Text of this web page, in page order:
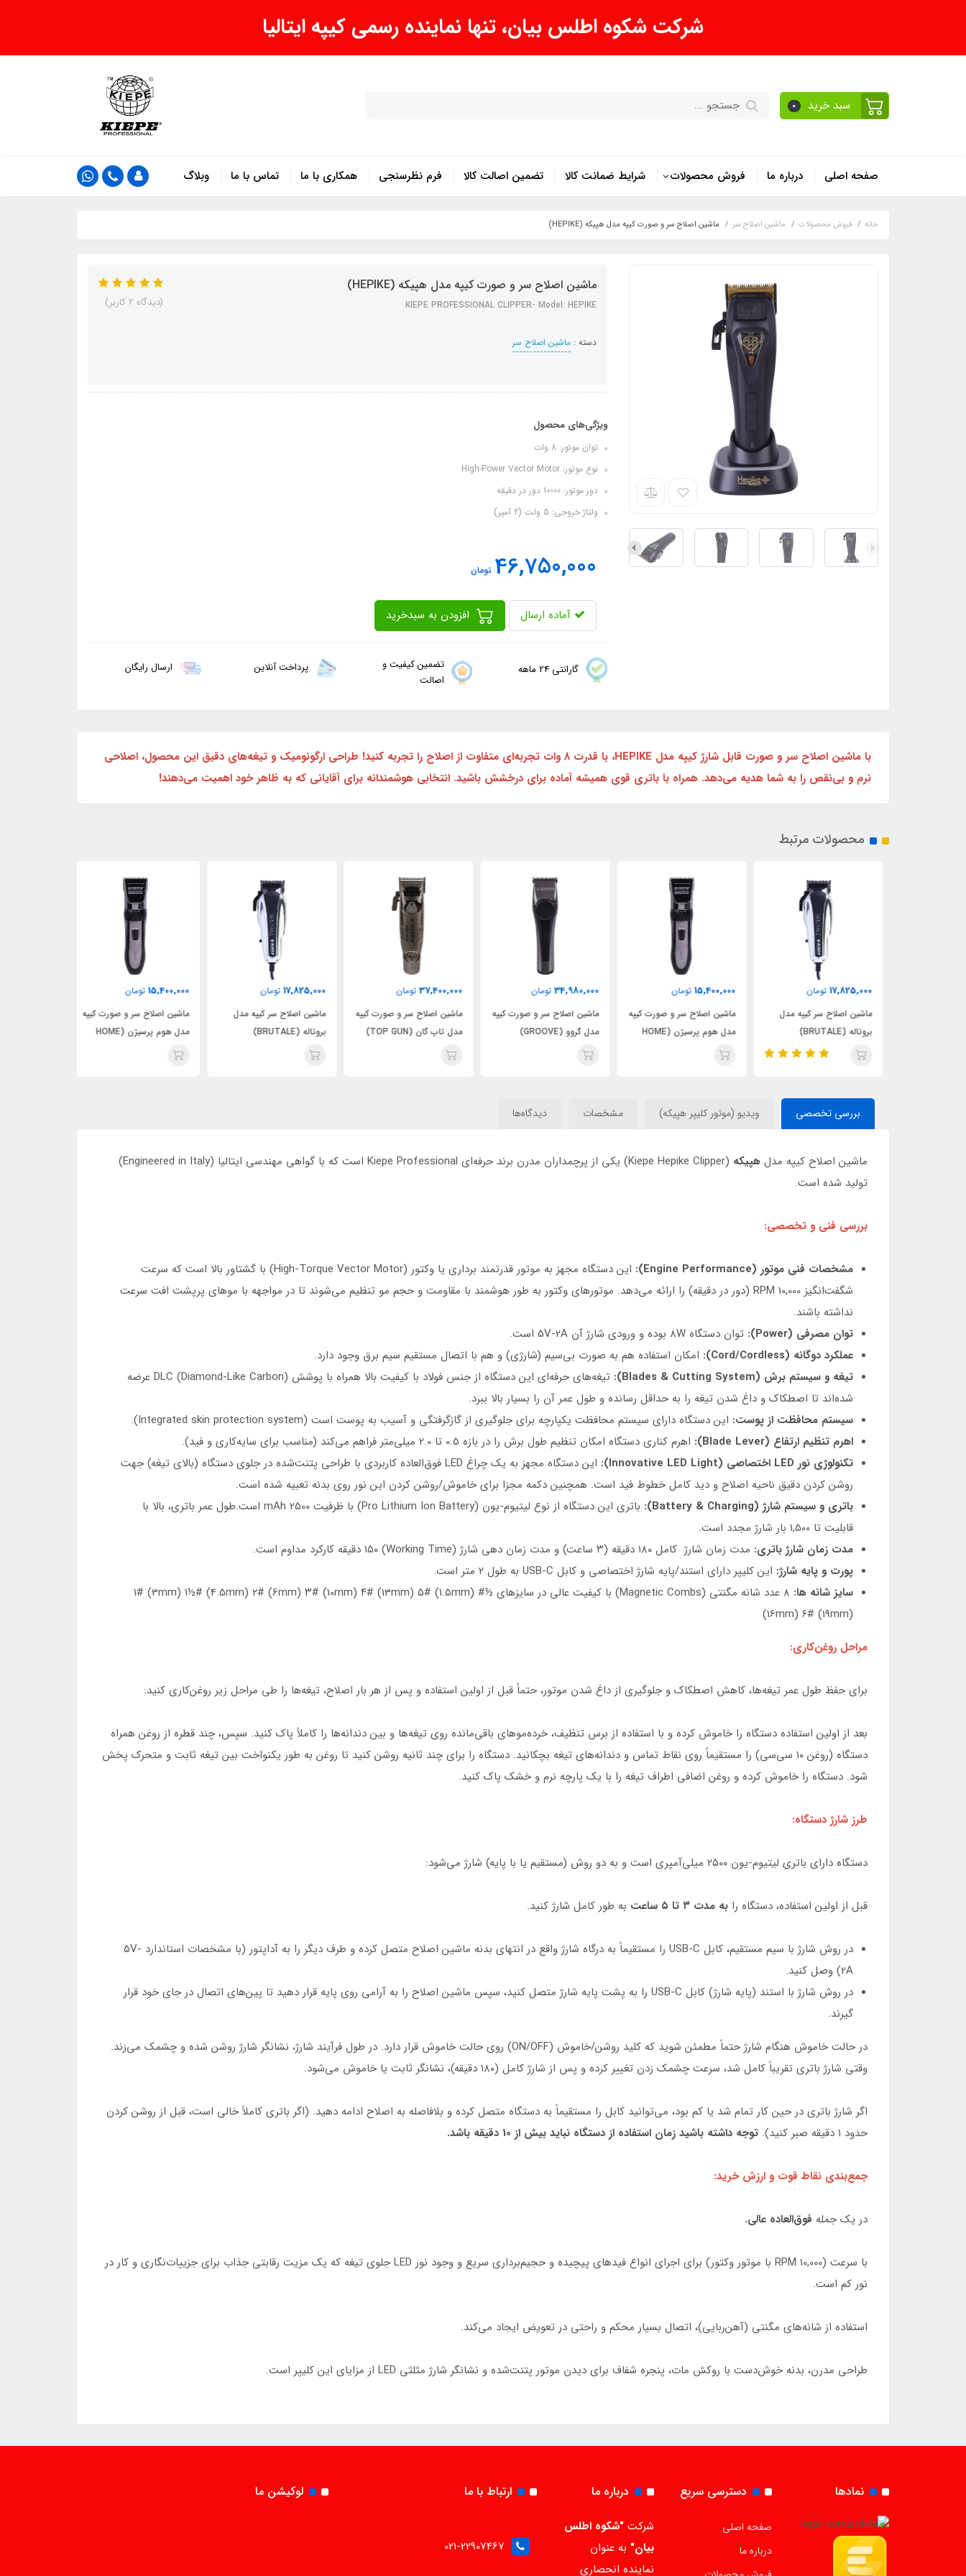
شرکت شکوه اطلس بیان، تنها نماینده رسمی کیپه ایتالیا
سبد خرید 0
صفحه اصلی درباره ما فروش محصولات شرایط ضمانت کالا تضمین اصالت کالا فرم نظرسنجی همکاری با ما تماس با ما وبلاگ
خانه فروش محصولات ماشین اصلاح سر ماشین اصلاح سر و صورت کیپه مدل هپیکه (HEPIKE)
ماشین اصلاح سر و صورت کیپه مدل هپیکه (HEPIKE)
KIEPE PROFESSIONAL CLIPPER- Model: HEPIKE
دسته : ماشین اصلاح سر
(دیدگاه 2 کاربر)
ویژگی‌های محصول
توان موتور: 8 وات
نوع موتور: High-Power Vector Motor
دور موتور: 10000 دور در دقیقه
ولتاژ خروجی: 5 ولت (2 آمپر)
46,750,000 تومان
آماده ارسال
گارانتی 24 ماهه
تضمین کیفیت و
اصالت
پرداخت آنلاین ارسال رایگان
با ماشین اصلاح سر و صورت قابل شارژ کیپه مدل HEPIKE، با قدرت 8 وات تجربه‌ای متفاوت از اصلاح را تجربه کنید! طراحی ارگونومیک و تیغه‌های دقیق این محصول، اصلاحی
نرم و بی‌نقص را به شما هدیه می‌دهد. همراه با باتری قوی همیشه آماده برای درخشش باشید. انتخابی هوشمندانه برای آقایانی که به ظاهر خود اهمیت می‌دهند!
محصولات مرتبط
17,825,000 تومان
ماشین اصلاح سر کیپه مدل
بروتاله (BRUTALE)
15,400,000 تومان
ماشین اصلاح سر و صورت کیپه
مدل هوم پرسیژن (HOME
PRECISION)
34,980,000 تومان
ماشین اصلاح سر و صورت کیپه
مدل گروو (GROOVE)
37,400,000 تومان
ماشین اصلاح سر و صورت کیپه
مدل تاپ گان (TOP GUN)
17,825,000 تومان
ماشین اصلاح سر کیپه مدل
بروتاله (BRUTALE)
15,400,000 تومان
ماشین اصلاح سر و صورت کیپه
مدل هوم پرسیژن (HOME
PRECISION)
بررسی تخصصی ویدیو (موتور کلیپر هپیکه) مشخصات دیدگاه‌ها
ماشین اصلاح کیپه مدل هپیکه
(Kiepe Hepike Clipper) یکی از پرچمداران مدرن برند حرفه‌ای Kiepe Professional است که با گواهی مهندسی ایتالیا (Engineered in Italy)
تولید شده است.
بررسی فنی و تخصصی:
مشخصات فنی موتور (Engine Performance):
این دستگاه مجهز به موتور قدرتمند برداری یا وکتور (High-Torque Vector Motor) با گشتاور بالا است که سرعت
شگفت‌انگیز 10,000 RPM (دور در دقیقه) را ارائه می‌دهد. موتورهای وکتور به طور هوشمند با مقاومت و حجم مو تنظیم می‌شوند تا در مواجهه با موهای پرپشت افت سرعت
نداشته باشند.
توان مصرفی (Power):
توان دستگاه 8W بوده و ورودی شارژ آن 5V-2A است.
عملکرد دوگانه (Cord/Cordless):
امکان استفاده هم به صورت بی‌سیم (شارژی) و هم با اتصال مستقیم سیم برق وجود دارد.
تیغه و سیستم برش (Blades & Cutting System):
تیغه‌های حرفه‌ای این دستگاه از جنس فولاد با کیفیت بالا همراه با پوشش DLC (Diamond-Like Carbon) عرضه
شده‌اند تا اصطکاک و داغ شدن تیغه را به حداقل رسانده و طول عمر آن را بسیار بالا ببرد.
سیستم محافظت از پوست: این دستگاه دارای سیستم محافظت یکپارچه برای جلوگیری از گازگرفتگی و آسیب به پوست است (Integrated skin protection system).
اهرم تنظیم ارتفاع (Blade Lever):
اهرم کناری دستگاه امکان تنظیم طول برش را در بازه 0.5 تا 2.0 میلی‌متر فراهم می‌کند (مناسب برای سایه‌کاری و فید).
تکنولوژی نور LED اختصاصی (Innovative LED Light):
این دستگاه مجهز به یک چراغ LED فوق‌العاده کاربردی با طراحی پتنت‌شده در جلوی دستگاه (بالای تیغه) جهت
روشن کردن دقیق ناحیه اصلاح و دید کامل خطوط فید است. همچنین دکمه مجزا برای خاموش/روشن کردن این نور روی بدنه تعبیه شده است.
باتری و سیستم شارژ (Battery & Charging):
باتری این دستگاه از نوع لیتیوم-یون (Pro Lithium Ion Battery) با ظرفیت 2500 mAh است.طول عمر باتری، بالا با
قابلیت تا 1,500 بار شارژ مجدد است.
مدت زمان شارژ باتری: مدت زمان شارژ کامل ۱۸۰ دقیقه (۳ ساعت) و مدت زمان دهی شارژ (Working Time) ۱۵۰ دقیقه کارکرد مداوم است.
پورت و پایه شارژ: این کلیپر دارای استند/پایه شارژ اختصاصی و کابل USB-C به طول ۲ متر است.
سایز شانه ها:
۸ عدد شانه مگنتی (Magnetic Combs) با کیفیت عالی در سایزهای ½# (1.5mm) ۱# (3mm) ۱½# (4.5mm) ۲# (6mm) ۳# (10mm) ۴# (13mm) ۵#
(16mm) ۶# (19mm)
مراحل روغن‌کاری:
برای حفظ طول عمر تیغه‌ها، کاهش اصطکاک و جلوگیری از داغ شدن موتور، حتماً قبل از اولین استفاده و پس از هر بار اصلاح، تیغه‌ها را طی مراحل زیر روغن‌کاری کنید:
بعد از اولین استفاده دستگاه را خاموش کرده و با استفاده از برس تنظیف، خرده‌موهای باقی‌مانده روی تیغه‌ها و بین دندانه‌ها را کاملاً پاک کنید. سپس، چند قطره از روغن همراه
دستگاه (روغن ۱۰ سی‌سی) را مستقیماً روی نقاط تماس و دندانه‌های تیغه بچکانید. دستگاه را برای چند ثانیه روشن کنید تا روغن به طور یکنواخت بین تیغه ثابت و متحرک پخش
شود. دستگاه را خاموش کرده و روغن اضافی اطراف تیغه را با یک پارچه نرم و خشک پاک کنید.
طرز شارژ دستگاه:
دستگاه دارای باتری لیتیوم-یون ۲۵۰۰ میلی‌آمپری است و به دو روش (مستقیم یا با پایه) شارژ می‌شود:
قبل از اولین استفاده، دستگاه را به مدت ۳ تا ۵ ساعت به طور کامل شارژ کنید.
در روش شارژ با سیم مستقیم، کابل USB-C را مستقیماً به درگاه شارژ واقع در انتهای بدنه ماشین اصلاح متصل کرده و طرف دیگر را به آداپتور (با مشخصات استاندارد 5V-
2A) وصل کنید.
در روش شارژ با استند (پایه شارژ) کابل USB-C را به پشت پایه شارژ متصل کنید، سپس ماشین اصلاح را به آرامی روی پایه قرار دهید تا پین‌های اتصال در جای خود قرار
گیرند.
در حالت خاموش هنگام شارژ حتماً مطمئن شوید که کلید روشن/خاموش (ON/OFF) روی حالت خاموش قرار دارد. در طول فرآیند شارژ، نشانگر شارژ روشن شده و چشمک می‌زند.
وقتی شارژ باتری تقریباً کامل شد، سرعت چشمک زدن تغییر کرده و پس از شارژ کامل (۱۸۰ دقیقه)، نشانگر ثابت یا خاموش می‌شود.
اگر شارژ باتری در حین کار تمام شد یا کم بود، می‌توانید کابل را مستقیماً به دستگاه متصل کرده و بلافاصله به اصلاح ادامه دهید. (اگر باتری کاملاً خالی است، قبل از روشن کردن
حدود ۱ دقیقه صبر کنید).
توجه داشته باشید زمان استفاده از دستگاه نباید بیش از 10 دقیقه باشد.
جمع‌بندی نقاط قوت و ارزش خرید:
در یک جمله فوق‌العاده عالی.
با سرعت (10,000 RPM با موتور وکتور) برای اجرای انواع فیدهای پیچیده و حجیم‌برداری سریع و وجود نور LED جلوی تیغه که یک مزیت رقابتی جذاب برای جزییات‌نگاری و کار در
نور کم است.
استفاده از شانه‌های مگنتی (آهن‌ربایی)، اتصال بسیار محکم و راحتی در تعویض ایجاد می‌کند.
طراحی مدرن، بدنه خوش‌دست با روکش مات، پنجره شفاف برای دیدن موتور پتنت‌شده و نشانگر شارژ مثلثی LED از مزایای این کلیپر است.
نمادها دسترسی سریع
صفحه اصلی
درباره ما
درباره ما
شرکت "شکوه اطلس
بیان" به عنوان
نماینده انحصاری
ارتباط با ما
021-22907467
لوکیشن ما